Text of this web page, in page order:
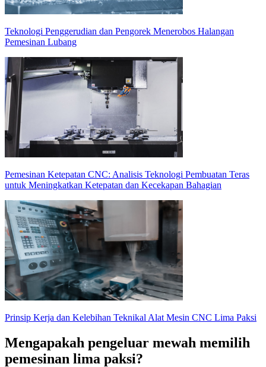
Teknologi Penggerudian dan Pengorek Menerobos Halangan
Pemesinan Lubang
Pemesinan Ketepatan CNC: Analisis Teknologi Pembuatan Teras
untuk Meningkatkan Ketepatan dan Kecekapan Bahagian
Prinsip Kerja dan Kelebihan Teknikal Alat Mesin CNC Lima Paksi
Mengapakah pengeluar mewah memilih
pemesinan lima paksi?